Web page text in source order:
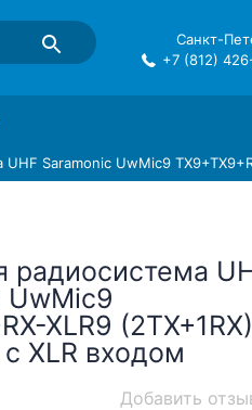
Санкт-
+7 (812)
Saramonic UwMic9
радиосистема
UwMic9
XLR9 (2TX+1RX)
XLR входом
Добавить